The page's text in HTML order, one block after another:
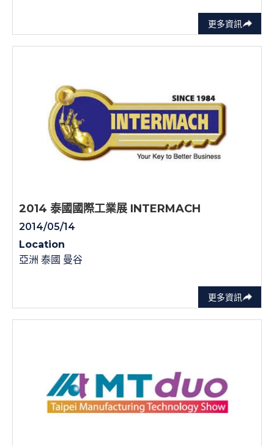
更多資訊
更多資訊
2014 泰國國際工業展 INTERMACH
2014/05/14
Location
亞洲 泰國 曼谷